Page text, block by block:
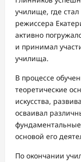
училище, где
режиссера
активно
и принимал
училища.
В процессе
теоретические
искусства,
осваивал
основой его
По окончании